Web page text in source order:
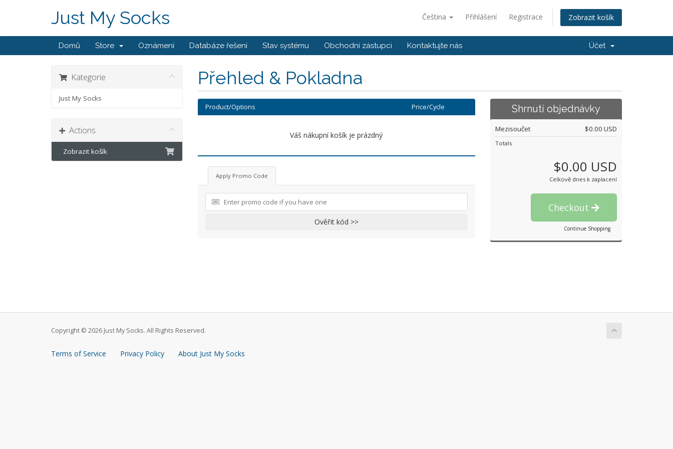
Čeština Přihlášení Registrace Zobrazit košík
Just My Socks
Domů Store Oznámení Databáze řešení Stav systému Obchodní zástupci Kontaktujte nás Účet
Přehled & Pokladna
Kategorie
Just My Socks
Actions
Zobrazit košík
Product/Options Price/Cycle
Váš nákupní košík je prázdný
Apply Promo Code
Ověřit kód >>
Shrnutí objednávky
Mezisoučet $0.00 USD
Totals
$0.00 USD
Celkově dnes k zaplacení
Checkout
Continue Shopping
Copyright © 2026 Just My Socks. All Rights Reserved.
Terms of Service Privacy Policy About Just My Socks